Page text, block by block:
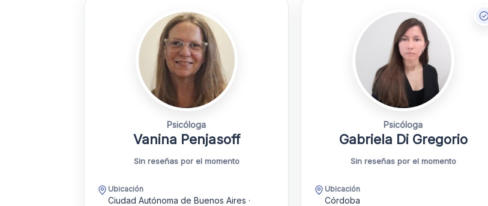
Psicóloga
Vanina Penjasoff
Sin reseñas por el momento
Ubicación
Ciudad Autónoma de Buenos Aires ·
Psicóloga
Gabriela Di Gregorio
Sin reseñas por el momento
Ubicación
Córdoba